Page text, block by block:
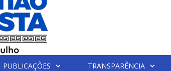
PUBLICAÇÕES TRANSPARÊNCIA